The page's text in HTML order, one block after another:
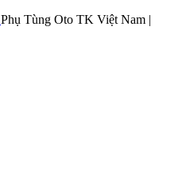
Phụ Tùng Oto TK Việt Nam |